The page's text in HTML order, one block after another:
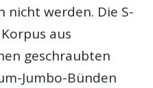
nicht werden. Die S-
aus
geschraubten
Jumbo-Bünden